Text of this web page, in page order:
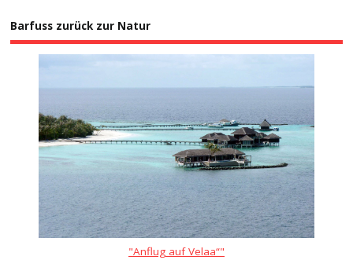
Barfuss zurück zur Natur
"Anflug auf Velaa“"